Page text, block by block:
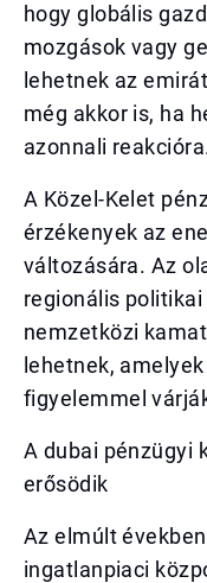
hogy globális
mozgások vagy
lehetnek az
még akkor is, ha
azonnali
A Közel-Kelet
érzékenyek az
változására. Az
regionális
nemzetközi
lehetnek,
figyelemmel
A dubai pénzügyi
erősödik
Az elmúlt
ingatlanpiaci